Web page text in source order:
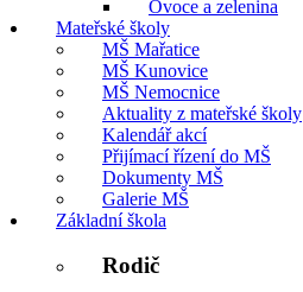
Ovoce a zelenina
Mateřské školy
MŠ Mařatice
MŠ Kunovice
MŠ Nemocnice
Aktuality z mateřské školy
Kalendář akcí
Přijímací řízení do MŠ
Dokumenty MŠ
Galerie MŠ
Základní škola
Rodič